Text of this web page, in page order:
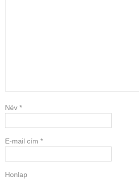
Név *
E-mail cím *
Honlap